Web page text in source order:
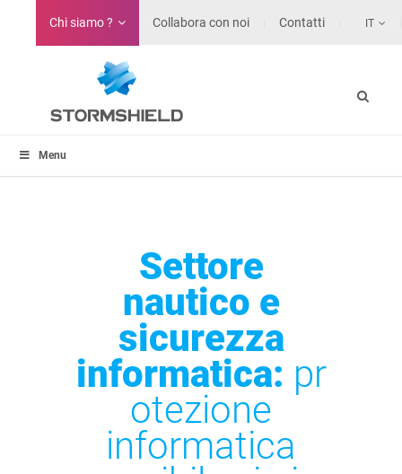
Chi siamo ? Collabora con noi Contatti IT
Menu
Settore
nautico e
sicurezza
informatica: pr
otezione
informatica